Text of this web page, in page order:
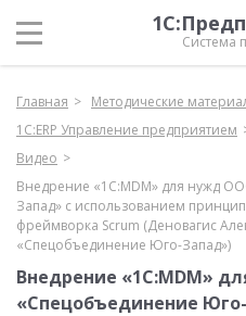
Система
Главная
Методические
1С:ERP Управление предприятием
Видео
Внедрение «1С:MDM» для нужд
Запад» с использованием
фреймворка Scrum (Деновагис
«Спецобъединение Юго-Запад»)
Внедрение «1С:MDM»
«Спецобъединение